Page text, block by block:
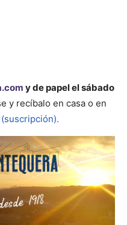
y de papel el sábado
y recíbalo en casa o en
(suscripción).